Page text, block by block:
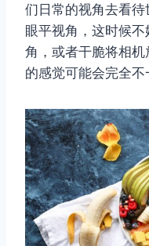
们日常的视角去看
眼平视角，这时候
角，或者干脆将相
的感觉可能会完全不